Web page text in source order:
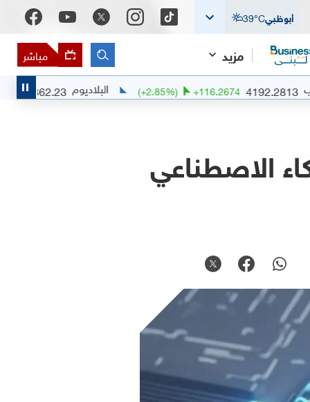
أبوظبي 39°C
مزيد مباشر
+116.2674
(+2.85%) البلاديوم 1362.23
+8.73
0.64 %)
الذكاء الاصطناعي